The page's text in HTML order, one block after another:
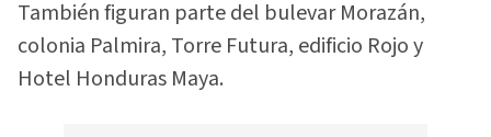
También figuran parte del bulevar Morazán,
colonia Palmira, Torre Futura, edificio Rojo y
Hotel Honduras Maya.